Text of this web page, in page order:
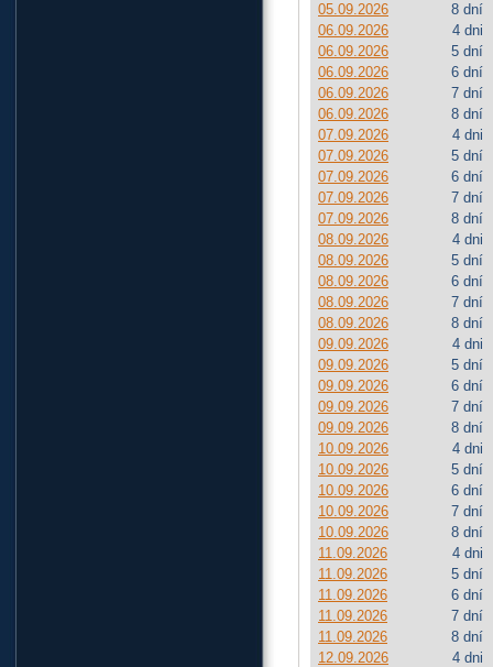
05.09.2026
8 dní
06.09.2026
4 dni
06.09.2026
5 dní
06.09.2026
6 dní
06.09.2026
7 dní
06.09.2026
8 dní
07.09.2026
4 dni
07.09.2026
5 dní
07.09.2026
6 dní
07.09.2026
7 dní
07.09.2026
8 dní
08.09.2026
4 dni
08.09.2026
5 dní
08.09.2026
6 dní
08.09.2026
7 dní
08.09.2026
8 dní
09.09.2026
4 dni
09.09.2026
5 dní
09.09.2026
6 dní
09.09.2026
7 dní
09.09.2026
8 dní
10.09.2026
4 dni
10.09.2026
5 dní
10.09.2026
6 dní
10.09.2026
7 dní
10.09.2026
8 dní
11.09.2026
4 dni
11.09.2026
5 dní
11.09.2026
6 dní
11.09.2026
7 dní
11.09.2026
8 dní
12.09.2026
4 dni